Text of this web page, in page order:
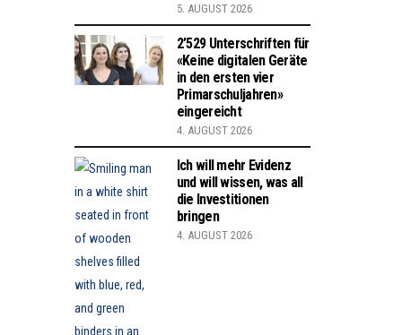
5. AUGUST 2026
2’529 Unterschriften für
«Keine digitalen Geräte
in den ersten vier
Primarschuljahren»
eingereicht
4. AUGUST 2026
Ich will mehr Evidenz
und will wissen, was all
die Investitionen
bringen
4. AUGUST 2026